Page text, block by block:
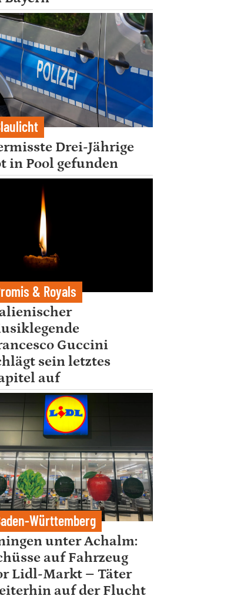
Drei-Jährige
in Pool gefunden
& Royals
Guccini
sein letztes
auf
Württemberg
unter Achalm:
auf Fahrzeug
Lidl-Markt – Täter
auf der Flucht